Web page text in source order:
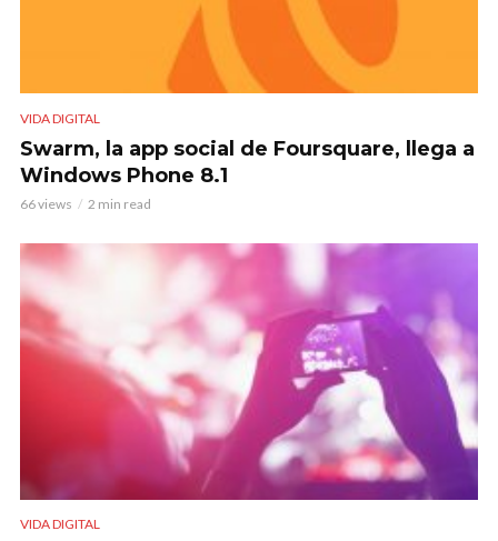
VIDA DIGITAL
Swarm, la app social de Foursquare, llega a
Windows Phone 8.1
66 views 2 min read
VIDA DIGITAL